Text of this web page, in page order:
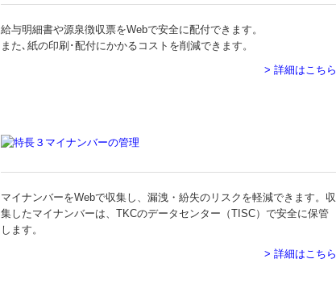
給与明細書や源泉徴収票をWebで安全に配付できます。
また､紙の印刷･配付にかかるコストを削減できます。
> 詳細はこちら
マイナンバーをWebで収集し、漏洩・紛失のリスクを軽減できます。収
集したマイナンバーは、TKCのデータセンター（TISC）で安全に保管
します。
> 詳細はこちら